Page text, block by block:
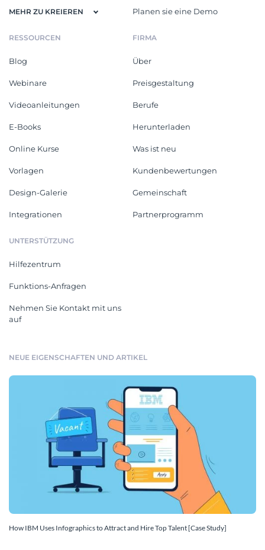
MEHR ZU KREIEREN Planen sie eine Demo
RESSOURCEN
Blog
Webinare
Videoanleitungen
E-Books
Online Kurse
Vorlagen
Design-Galerie
Integrationen
FIRMA
Über
Preisgestaltung
Berufe
Herunterladen
Was ist neu
Kundenbewertungen
Gemeinschaft
Partnerprogramm
UNTERSTÜTZUNG
Hilfezentrum
Funktions-Anfragen
Nehmen Sie Kontakt mit uns
auf
NEUE EIGENSCHAFTEN UND ARTIKEL
How IBM Uses Infographics to Attract and Hire Top Talent [Case Study]